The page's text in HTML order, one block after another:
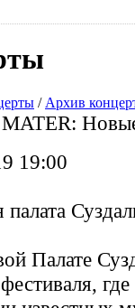
/Архив
19:00
палата
Палате